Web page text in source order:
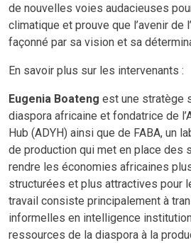
de nouvelles voies audacieuses
climatique et prouve que l’avenir de
façonné par sa vision et sa
En savoir plus sur les intervenants :
Eugenia Boateng est une stratège
diaspora africaine et fondatrice de
Hub (ADYH) ainsi que de FABA, un
de production qui met en place des
rendre les économies africaines
structurées et plus attractives pour
travail consiste principalement à
informelles en intelligence
ressources de la diaspora à la